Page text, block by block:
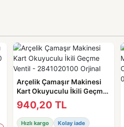
Arçelik Çamaşır Makinesi
Kart Okuyuculu İkili Geçme
Ventil - 2841020100 Orjinal
940,20 TL
Hızlı kargo Kolay iade